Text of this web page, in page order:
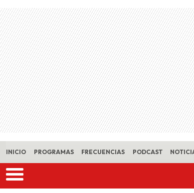
Skip to main content
INICIO PROGRAMAS FRECUENCIAS PODCAST